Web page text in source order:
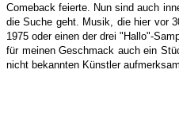
Comeback feierte. Nun sind auch
die Suche geht. Musik, die hier vor
1975 oder einen der drei "Hallo"-
für meinen Geschmack auch ein
nicht bekannten Künstler